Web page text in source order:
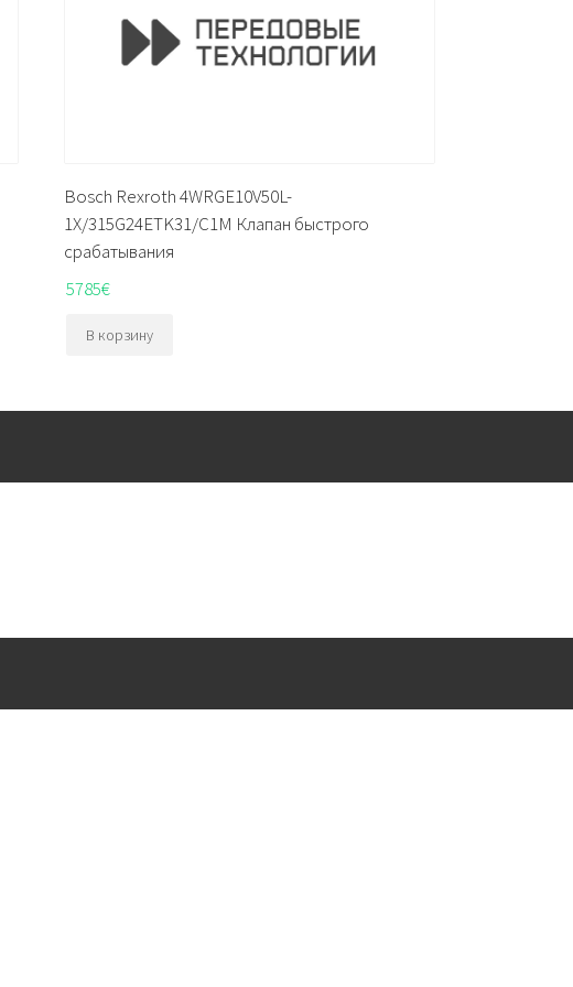
Bosch Rexroth 4WRGE10V50L-
1X/315G24ETK31/C1M Клапан быстрого
срабатывания
5785€
В корзину